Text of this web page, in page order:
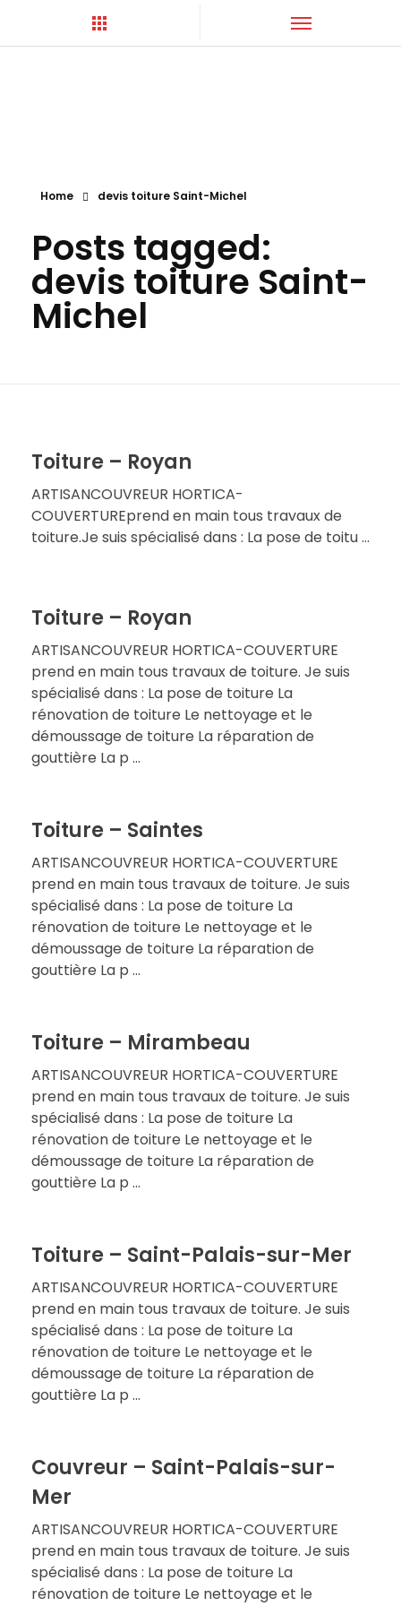
Home devis toiture Saint-Michel
Posts tagged:
devis toiture Saint-
Michel
Toiture – Royan
ARTISANCOUVREUR HORTICA-
COUVERTUREprend en main tous travaux de
toiture.Je suis spécialisé dans : La pose de toitu ...
Toiture – Royan
ARTISANCOUVREUR HORTICA-COUVERTURE
prend en main tous travaux de toiture. Je suis
spécialisé dans : La pose de toiture La
rénovation de toiture Le nettoyage et le
démoussage de toiture La réparation de
gouttière La p ...
Toiture – Saintes
ARTISANCOUVREUR HORTICA-COUVERTURE
prend en main tous travaux de toiture. Je suis
spécialisé dans : La pose de toiture La
rénovation de toiture Le nettoyage et le
démoussage de toiture La réparation de
gouttière La p ...
Toiture – Mirambeau
ARTISANCOUVREUR HORTICA-COUVERTURE
prend en main tous travaux de toiture. Je suis
spécialisé dans : La pose de toiture La
rénovation de toiture Le nettoyage et le
démoussage de toiture La réparation de
gouttière La p ...
Toiture – Saint-Palais-sur-Mer
ARTISANCOUVREUR HORTICA-COUVERTURE
prend en main tous travaux de toiture. Je suis
spécialisé dans : La pose de toiture La
rénovation de toiture Le nettoyage et le
démoussage de toiture La réparation de
gouttière La p ...
Couvreur – Saint-Palais-sur-
Mer
ARTISANCOUVREUR HORTICA-COUVERTURE
prend en main tous travaux de toiture. Je suis
spécialisé dans : La pose de toiture La
rénovation de toiture Le nettoyage et le